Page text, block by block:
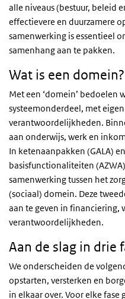
alle niveaus (bestuur, beleid
effectievere en duurzamere
samenwerking is essentieel
samenhang aan te pakken.
Wat is een domein?
Met een ‘domein’
systeemonderdeel, met
verantwoordelijkheden.
aan onderwijs, werk en
In ketenaanpakken (GALA)
basisfunctionaliteiten
samenwerking tussen het
(sociaal) domein. Deze
aan te geven in financiering,
verantwoordelijkheden.
Aan de slag in drie
We onderscheiden de
opstarten, versterken en
in elkaar over. Voor elke